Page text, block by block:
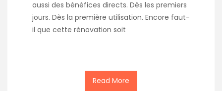
aussi des bénéfices directs. Dès les premiers
jours. Dès la première utilisation. Encore faut-
il que cette rénovation soit
Read More